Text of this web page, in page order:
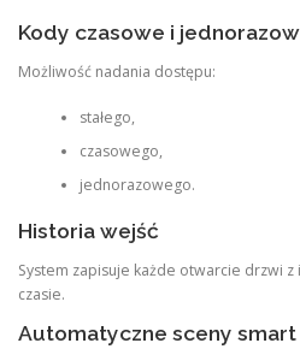
Kody czasowe i
Możliwość nadania dostępu:
stałego,
czasowego,
jednorazowego.
Historia wejść
System zapisuje każde otwarcie drzwi
czasie.
Automatyczne sceny smart